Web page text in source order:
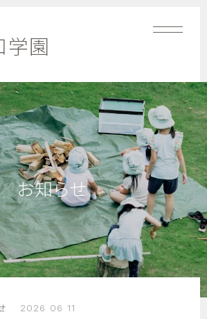
学園
お知らせ
2026 06 11